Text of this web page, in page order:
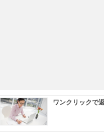
ワンクリックで